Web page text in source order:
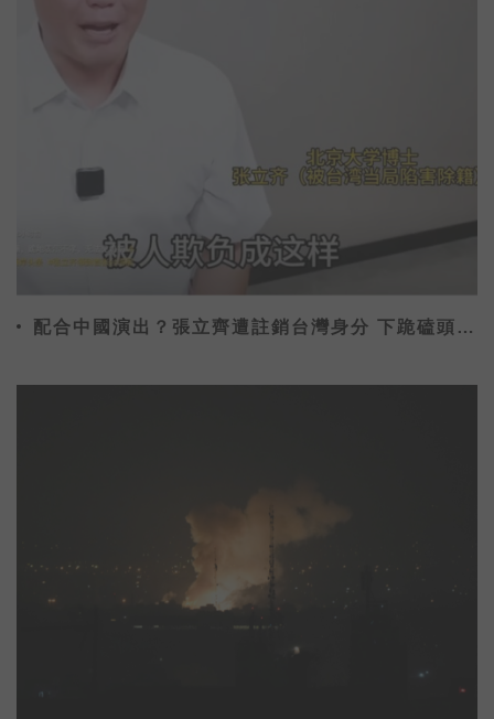
配合中國演出？張立齊遭註銷台灣身分 下跪磕頭喊